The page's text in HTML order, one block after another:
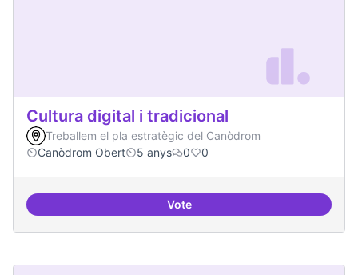
Cultura digital i tradicional
Treballem el pla estratègic del Canòdrom
Canòdrom Obert
5 anys 0 0
VoteCultura digital i tradicional